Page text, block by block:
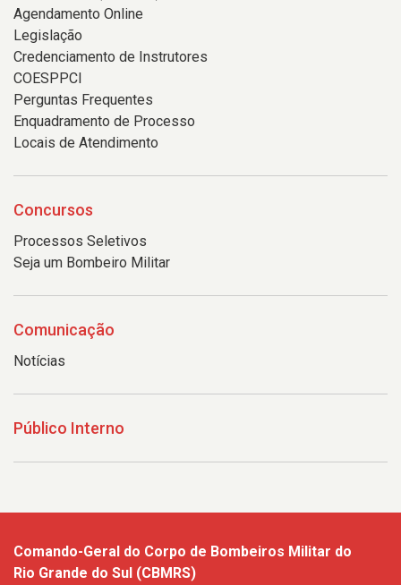
Agendamento Online
Legislação
Credenciamento de Instrutores
COESPPCI
Perguntas Frequentes
Enquadramento de Processo
Locais de Atendimento
Concursos
Processos Seletivos
Seja um Bombeiro Militar
Comunicação
Notícias
Público Interno
Comando-Geral do Corpo de Bombeiros Militar do
Rio Grande do Sul (CBMRS)